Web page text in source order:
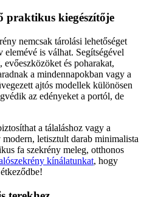
praktikus kiegészítője
nemcsak tárolási lehetőséget
is válhat. Segítségével
evőeszközöket és poharakat,
a mindennapokban vagy a
ajtós modellek különösen
az edényeket a portól, de
a tálaláshoz vagy a
letisztult darab minimalista
fa szekrény meleg, otthonos
kínálatunkat, hogy